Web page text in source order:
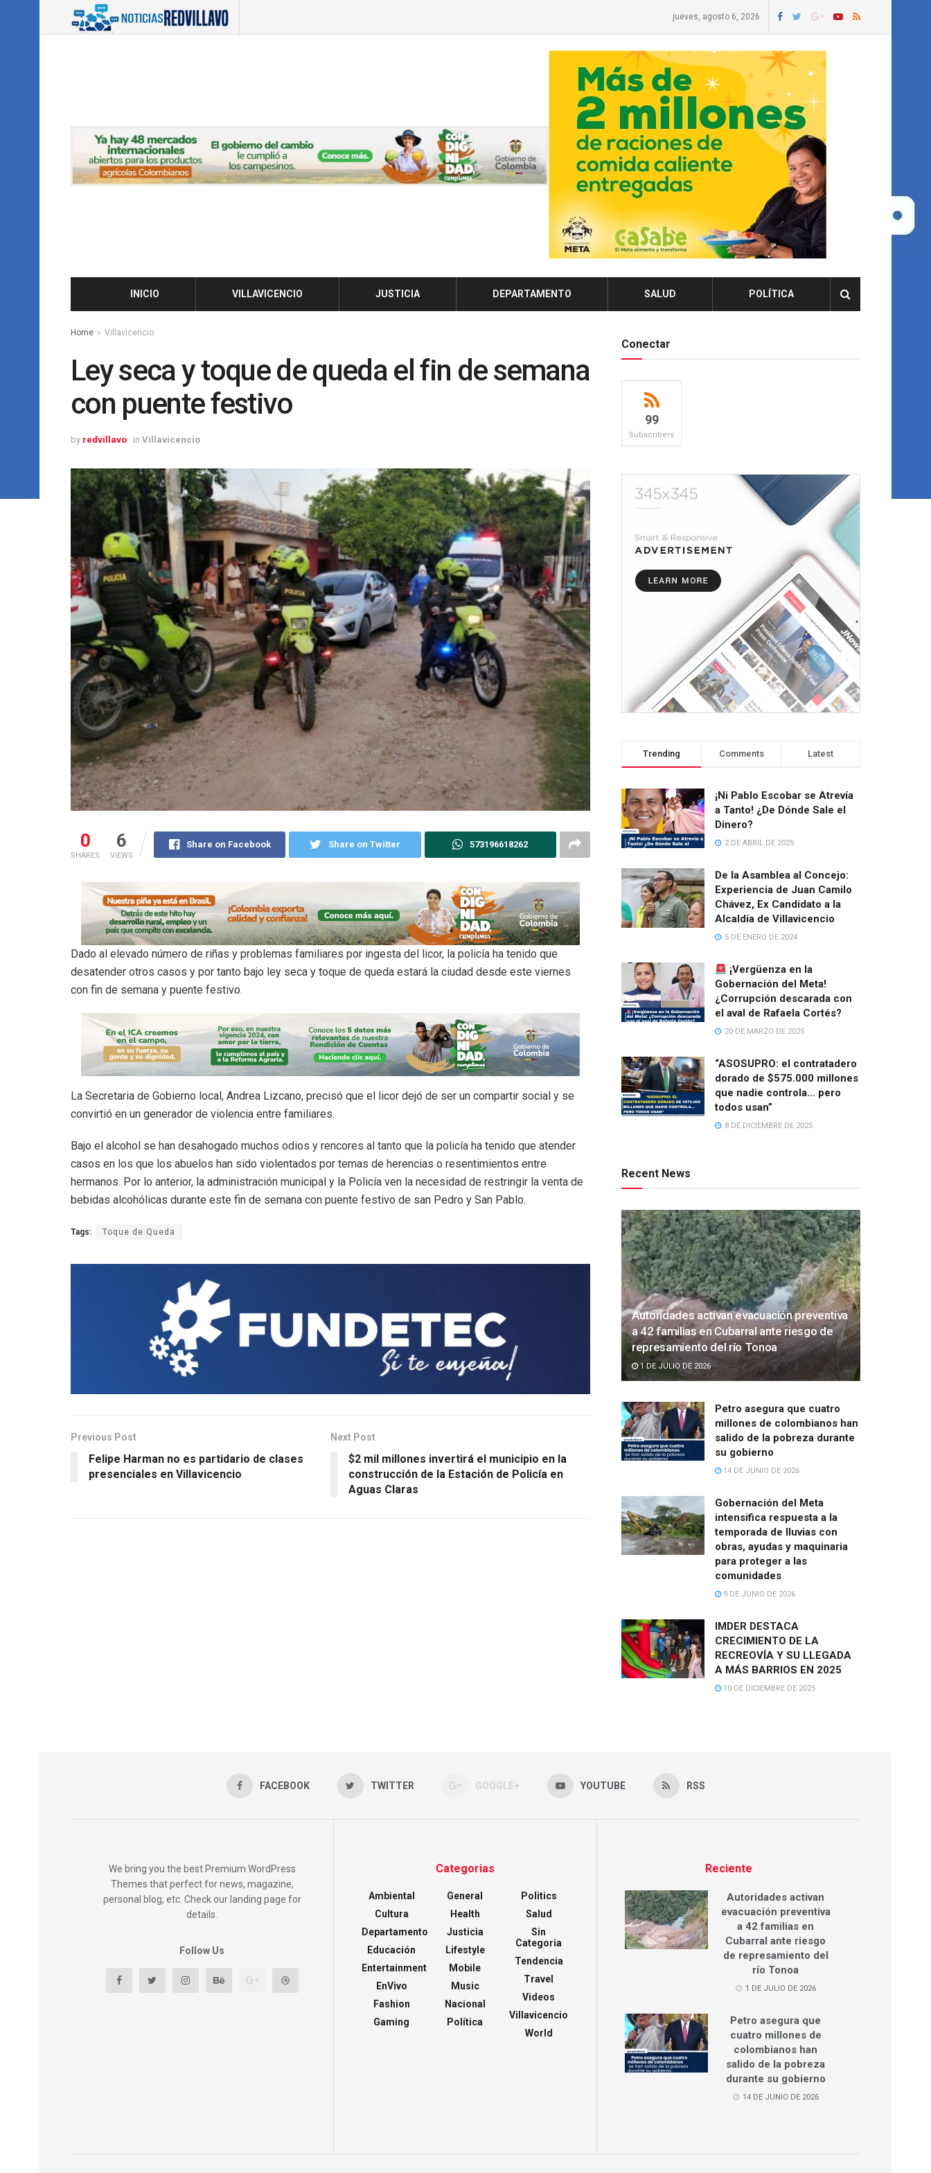
jueves, agosto 6, 2026
INICIO VILLAVICENCIO JUSTICIA DEPARTAMENTO SALUD POLÍTICA
Home Villavicencio
Ley seca y toque de queda el fin de semana
con puente festivo
by redvillavo in Villavicencio
0
SHARES
6
VIEWS
Share on Facebook Share on Twitter 573196618262
Dado al elevado número de riñas y problemas familiares por ingesta del licor, la policía ha tenido que
desatender otros casos y por tanto bajo ley seca y toque de queda estará la ciudad desde este viernes
con fin de semana y puente festivo.
La Secretaria de Gobierno local, Andrea Lizcano, precisó que el licor dejó de ser un compartir social y se
convirtió en un generador de violencia entre familiares.
Bajo el alcohol se han desahogado muchos odios y rencores al tanto que la policía ha tenido que atender
casos en los que los abuelos han sido violentados por temas de herencias o resentimientos entre
hermanos. Por lo anterior, la administración municipal y la Policía ven la necesidad de restringir la venta de
bebidas alcohólicas durante este fin de semana con puente festivo de san Pedro y San Pablo.
Tags: Toque de Queda
Previous Post
Felipe Harman no es partidario de clases
presenciales en Villavicencio
Next Post
$2 mil millones invertirá el municipio en la
construcción de la Estación de Policía en
Aguas Claras
Conectar
99
Subscribers
Trending Comments Latest
¡Ni Pablo Escobar se Atrevía
a Tanto! ¿De Dónde Sale el
Dinero?
2 DE ABRIL DE 2025
De la Asamblea al Concejo:
Experiencia de Juan Camilo
Chávez, Ex Candidato a la
Alcaldía de Villavicencio
5 DE ENERO DE 2024
¡Vergüenza en la
Gobernación del Meta!
¿Corrupción descarada con
el aval de Rafaela Cortés?
20 DE MARZO DE 2025
“ASOSUPRO: el contratadero
dorado de $575.000 millones
que nadie controla… pero
todos usan”
8 DE DICIEMBRE DE 2025
Recent News
Autoridades activan evacuación preventiva
a 42 familias en Cubarral ante riesgo de
represamiento del río Tonoa
1 DE JULIO DE 2026
Petro asegura que cuatro
millones de colombianos han
salido de la pobreza durante
su gobierno
14 DE JUNIO DE 2026
Gobernación del Meta
intensifica respuesta a la
temporada de lluvias con
obras, ayudas y maquinaria
para proteger a las
comunidades
9 DE JUNIO DE 2026
IMDER DESTACA
CRECIMIENTO DE LA
RECREOVÍA Y SU LLEGADA
A MÁS BARRIOS EN 2025
10 DE DICIEMBRE DE 2025
FACEBOOK TWITTER GOOGLE+ YOUTUBE RSS
We bring you the best Premium WordPress
Themes that perfect for news, magazine,
personal blog, etc. Check our landing page for
details.
Follow Us
Categorias
Ambiental
Cultura
Departamento
Educación
Entertainment
EnVivo
Fashion
Gaming
General
Health
Justicia
Lifestyle
Mobile
Music
Nacional
Política
Politics
Salud
Sin
Categoria
Tendencia
Travel
Videos
Villavicencio
World
Reciente
Autoridades activan
evacuación preventiva
a 42 familias en
Cubarral ante riesgo
de represamiento del
río Tonoa
1 DE JULIO DE 2026
Petro asegura que
cuatro millones de
colombianos han
salido de la pobreza
durante su gobierno
14 DE JUNIO DE 2026